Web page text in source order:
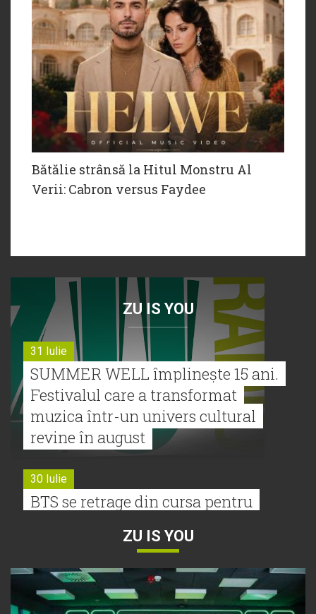
Bătălie strânsă la Hitul Monstru Al
Verii: Cabron versus Faydee
ZU IS YOU
31 Iulie
SUMMER WELL împlinește 15 ani.
Festivalul care a transformat
muzica într-un univers cultural
revine în august
30 Iulie
BTS se retrage din cursa pentru
Tyla a lansat un nou album:
„A*Pop”
ZU IS YOU